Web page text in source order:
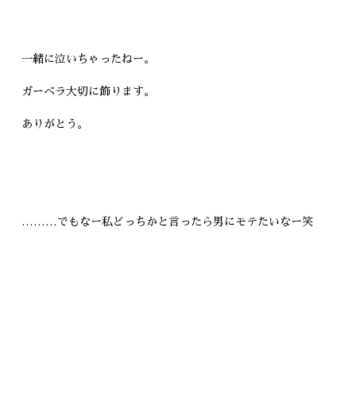
一緒に泣いちゃったねー。
ガーベラ大切に飾ります。
ありがとう。
………でもなー私どっちかと言ったら男にモテたいなー笑